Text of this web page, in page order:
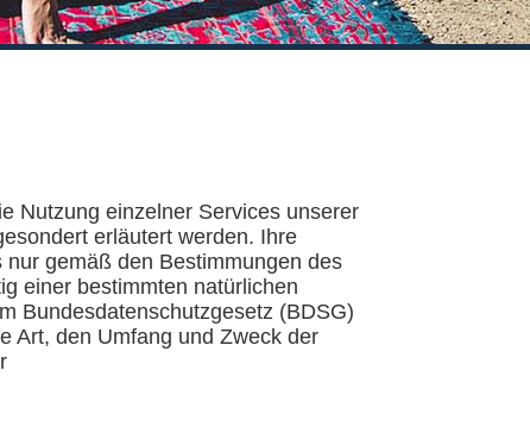
Nutzung einzelner Services unserer
erläutert werden. Ihre
gemäß den Bestimmungen des
einer bestimmten natürlichen
Bundesdatenschutzgesetz (BDSG)
Art, den Umfang und Zweck der